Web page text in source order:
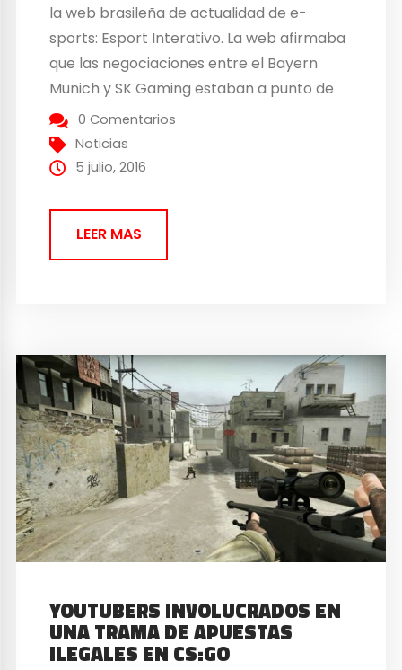
la web brasileña de actualidad de e-
sports: Esport Interativo. La web afirmaba
que las negociaciones entre el Bayern
Munich y SK Gaming estaban a punto de
finalizar y que el Bayern Munich haría la
compra del mítico club de e-sports.. Estos
rumores se alimentaron tras hacer oficial...
0 Comentarios
Noticias
5 julio, 2016
LEER MAS
YOUTUBERS INVOLUCRADOS EN
UNA TRAMA DE APUESTAS
ILEGALES EN CS:GO